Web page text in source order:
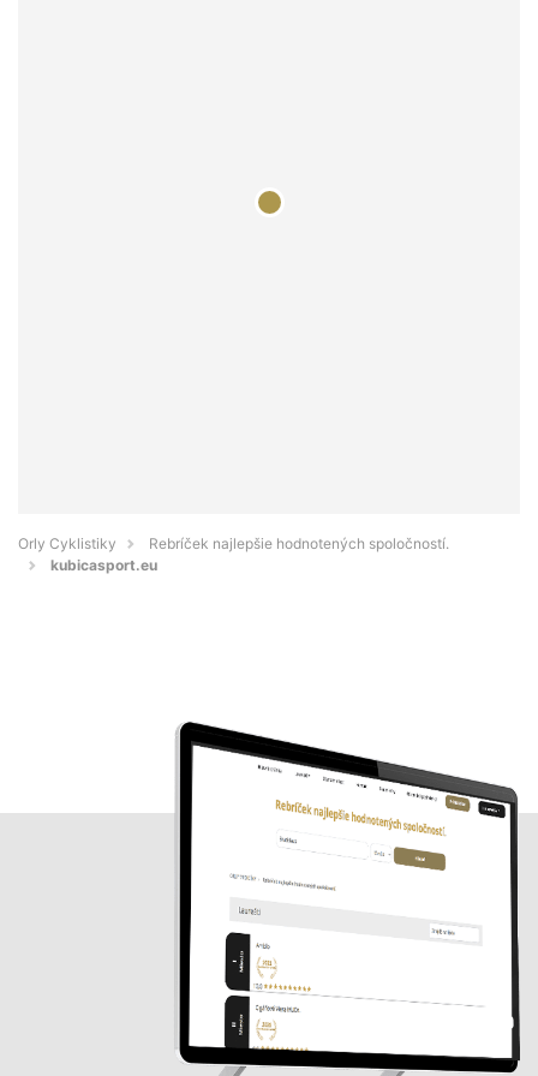
Orly Cyklistiky
Rebríček najlepšie hodnotených spoločností.
kubicasport.eu